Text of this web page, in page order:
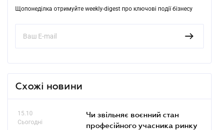
Щопонеділка отримуйте weekly-digest про ключові події бізнесу
Схожі новини
15.10
Сьогодні
Чи звільняє воєнний стан
професійного учасника ринку